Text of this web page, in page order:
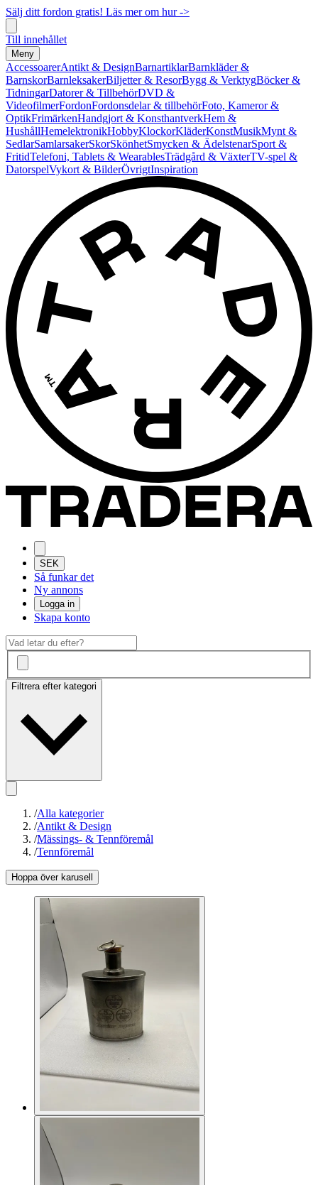
Sälj ditt fordon gratis! Läs mer om hur ->
Till innehållet
Meny
AccessoarerAntikt & DesignBarnartiklarBarnkläder &
BarnskorBarnleksakerBiljetter & ResorBygg & VerktygBöcker &
TidningarDatorer & TillbehörDVD &
VideofilmerFordonFordonsdelar & tillbehörFoto, Kameror &
OptikFrimärkenHandgjort & KonsthantverkHem &
HushållHemelektronikHobbyKlockorKläderKonstMusikMynt &
SedlarSamlarsakerSkorSkönhetSmycken & ÄdelstenarSport &
FritidTelefoni, Tablets & WearablesTrädgård & VäxterTV-spel &
DatorspelVykort & BilderÖvrigtInspiration
SEK
Så funkar det
Ny annons
Logga in
Skapa konto
Filtrera efter kategori
/Alla kategorier
/Antikt & Design
/Mässings- & Tennföremål
/Tennföremål
Hoppa över karusell